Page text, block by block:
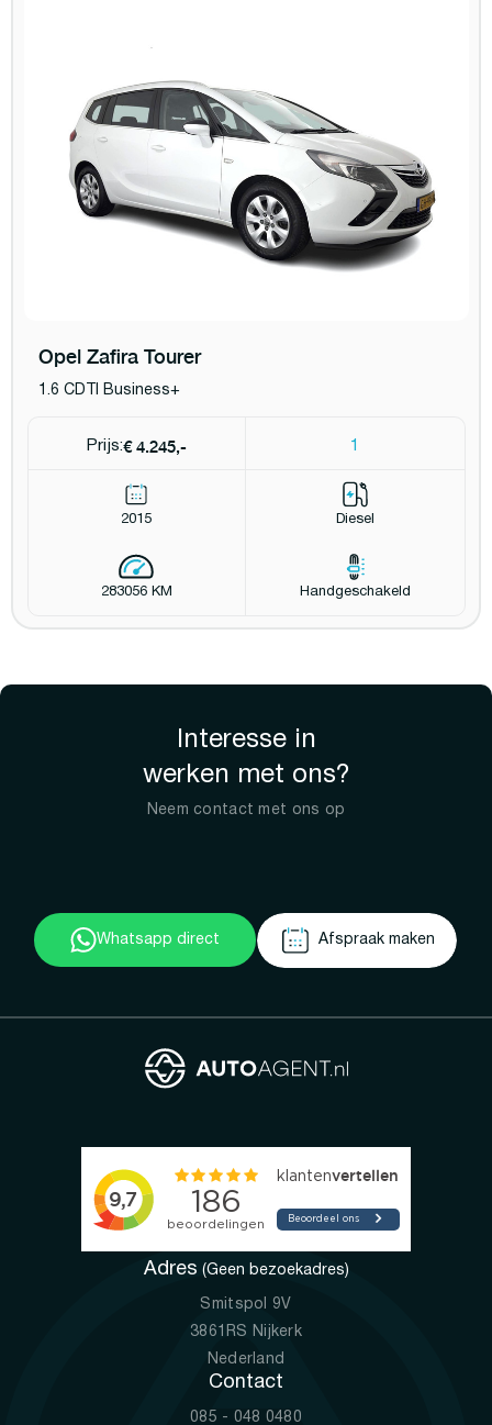
Opel Zafira Tourer
1.6 CDTI Business+
Prijs:€ 4.245,- 1
2015 Diesel
283056 KM Handgeschakeld
Interesse in
werken met ons?
Neem contact met ons op
Whatsapp direct Afspraak maken
Adres (Geen bezoekadres)
Smitspol 9V
3861RS Nijkerk
Nederland
Contact
085 - 048 0480